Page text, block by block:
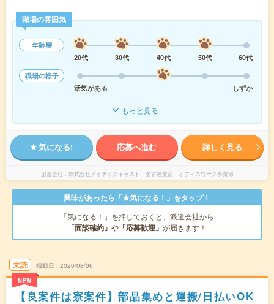
職場の雰囲気
年齢層
20代
30代 40代 50代
60代
職場の様子
活気がある
しずか
もっと見る
気になる! 応募へ進む 詳しく見る
派遣会社 株式会社メイテックキャスト 名古屋支店 オフィスワーク事業部
興味があったら「★気になる！」をタップ！
「気になる！」を押しておくと、派遣会社から
「面談確約」 や 「応募歓迎」 が届きます！
未読
NEW
掲載日 2026/08/06
【良案件は寮案件】部品集めと運搬/日払いOK